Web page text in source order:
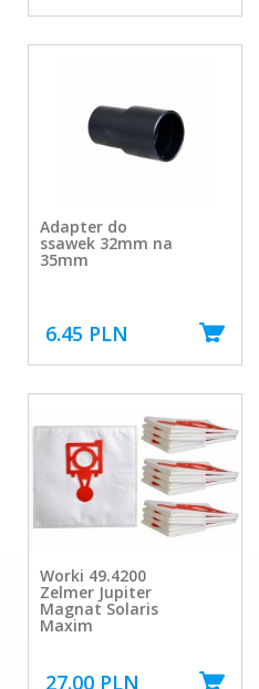
Adapter do
ssawek 32mm na
35mm
6.45 PLN
Worki 49.4200
Zelmer Jupiter
Magnat Solaris
Maxim
27.00 PLN